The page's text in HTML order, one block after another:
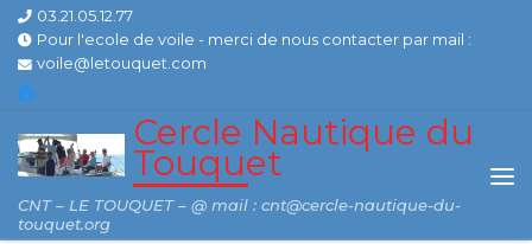
Skip to content
03.21.05.12.77
Pour l'ecole de voile - merci de nous contacter par mail :
voile@letouquet.com
Cercle Nautique du
Touquet
CNT – LE TOUQUET – @ mail : cnt@cercle-nautique-du-
touquet.org